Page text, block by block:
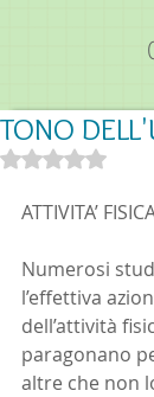
TONO
Valutazione
ATTIVITA’
Numerosi
l’effettiva
dell’attività
paragonano
altre che non